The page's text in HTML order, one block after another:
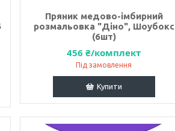
Пряник медово-імбирний
розмальовка "Діно", Шоубокс
(6шт)
456 ₴/комплект
Під замовлення
Купити